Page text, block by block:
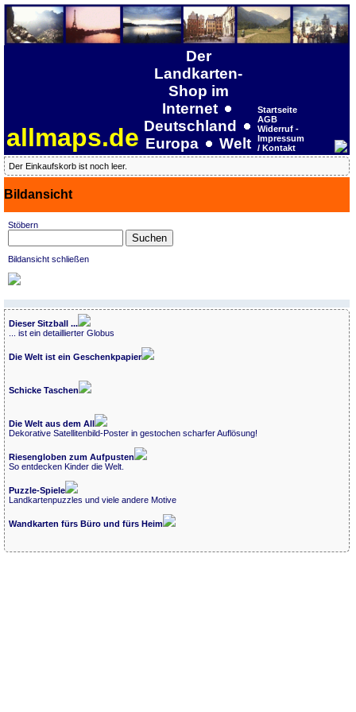
allmaps.de
Der
Landkarten-
Shop im
Internet
Deutschland
Europa
Welt
Startseite
AGB
Widerruf -
Impressum
/ Kontakt
Der Einkaufskorb ist noch leer.
Bildansicht
Stöbern
Bildansicht schließen
Dieser Sitzball ...
... ist ein detaillierter Globus
Die Welt ist ein Geschenkpapier
Schicke Taschen
Die Welt aus dem All
Dekorative Satellitenbild-Poster in gestochen scharfer Auflösung!
Riesengloben zum Aufpusten
So entdecken Kinder die Welt.
Puzzle-Spiele
Landkartenpuzzles und viele andere Motive
Wandkarten fürs Büro und fürs Heim